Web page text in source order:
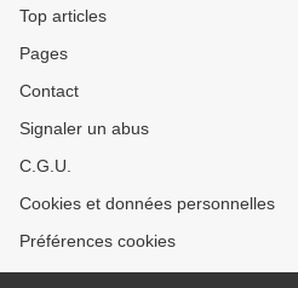
Top articles
Pages
Contact
Signaler un abus
C.G.U.
Cookies et données personnelles
Préférences cookies